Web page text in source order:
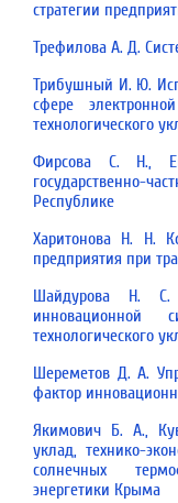
стратегии
Трефилова А. Д.
Трибушный И. Ю.
сфере
технологического
Фирсова С. Н.,
государственно-
Республике
Харитонова Н. Н.
предприятия при
Шайдурова Н. С.
технологического
Шереметов Д. А.
фактор
Якимович Б. А.,
уклад, технико-
солнечных
энергетики Крыма